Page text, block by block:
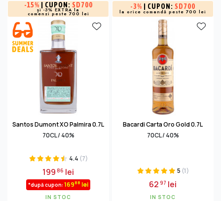
-15% | CUPON: SD700
și -3% EXTRA la
comenzi peste 700 lei
Santos Dumont XO Palmira 0.7L
70CL / 40%
4.4 (7)
19986 lei
*după cupon: 16988 lei
IN STOC
-3% | CUPON: SD700
la orice comandă peste 700 lei
Bacardi Carta Oro Gold 0.7L
70CL / 40%
5 (1)
6297 lei
IN STOC